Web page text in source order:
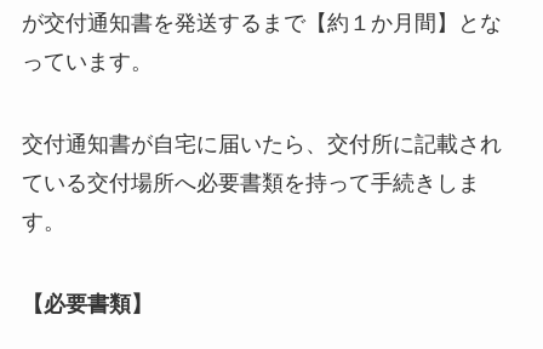
が交付通知書を発送するまで【約１か月間】とな
っています。
交付通知書が自宅に届いたら、交付所に記載され
ている交付場所へ必要書類を持って手続きしま
す。
【必要書類】